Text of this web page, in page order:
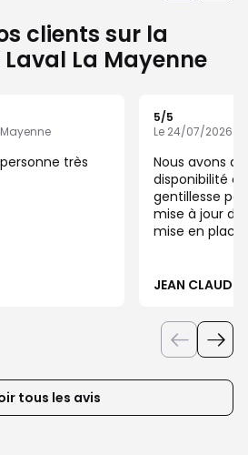
clients sur la
Laval La Mayenne
très
5/5
Le 24/07/2026 -
Nous avons
disponibilité
gentillesse
mise à jour
mise en place
passage pour
continuation.
JEAN CLAUDE
tous les avis